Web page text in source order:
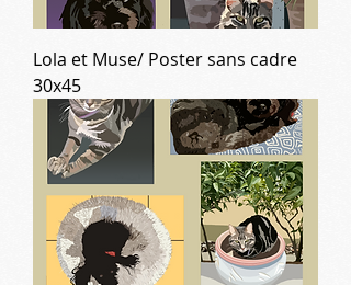
Lola et Muse/ Poster sans cadre
30x45